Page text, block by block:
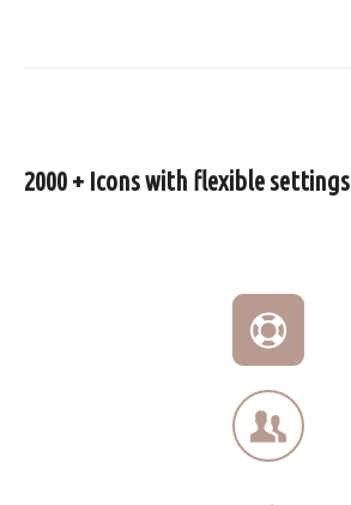
2000 + Icons with flexible settings